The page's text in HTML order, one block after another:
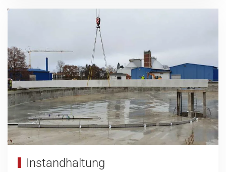
Instandhaltung